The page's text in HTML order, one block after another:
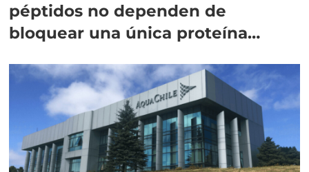
péptidos no dependen de
bloquear una única proteína